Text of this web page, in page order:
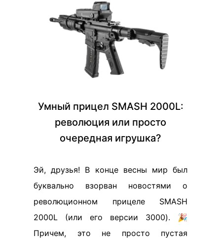
Умный прицел SMASH 2000L:
революция или просто
очередная игрушка?
Эй, друзья! В конце весны мир был
буквально взорван новостями о
революционном прицеле SMASH
2000L (или его версии 3000). 🎉
Причем, это не просто пустая